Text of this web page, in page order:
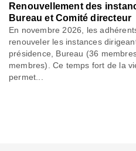
Renouvellement des
Bureau et Comité directeur
En novembre 2026, les
renouveler les instances
présidence, Bureau (36
membres). Ce temps fort de la
permet...